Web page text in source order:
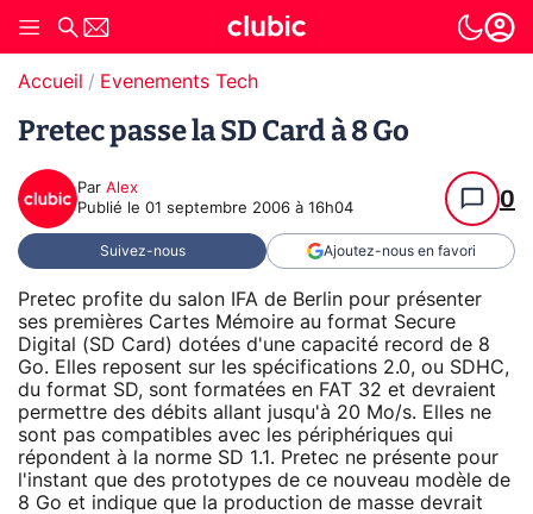
Accueil Evenements Tech
Pretec passe la SD Card à 8 Go
Par Alex
Publié le 01 septembre 2006 à 16h04 0
Suivez-nous Ajoutez-nous en favori
Pretec profite du salon IFA de Berlin pour présenter
ses premières Cartes Mémoire au format Secure
Digital (SD Card) dotées d'une capacité record de 8
Go. Elles reposent sur les spécifications 2.0, ou SDHC,
du format SD, sont formatées en FAT 32 et devraient
permettre des débits allant jusqu'à 20 Mo/s. Elles ne
sont pas compatibles avec les périphériques qui
répondent à la norme SD 1.1. Pretec ne présente pour
l'instant que des prototypes de ce nouveau modèle de
8 Go et indique que la production de masse devrait